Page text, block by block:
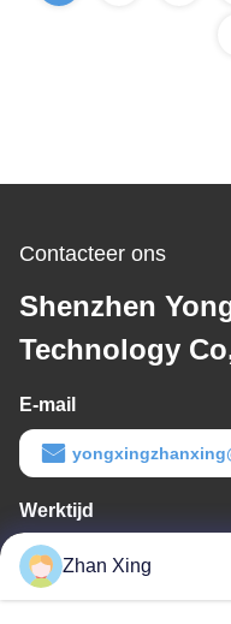
Contacteer ons
Shenzhen
Technology
E-mail
Werktijd
8:00-20:00
Ons adres
Zhan Xing